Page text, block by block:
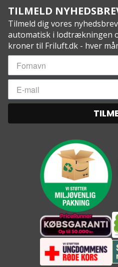
TILMELD
Tilmeld dig vores
automatisk i lodtrækningen
kroner til Friluft.dk - hver